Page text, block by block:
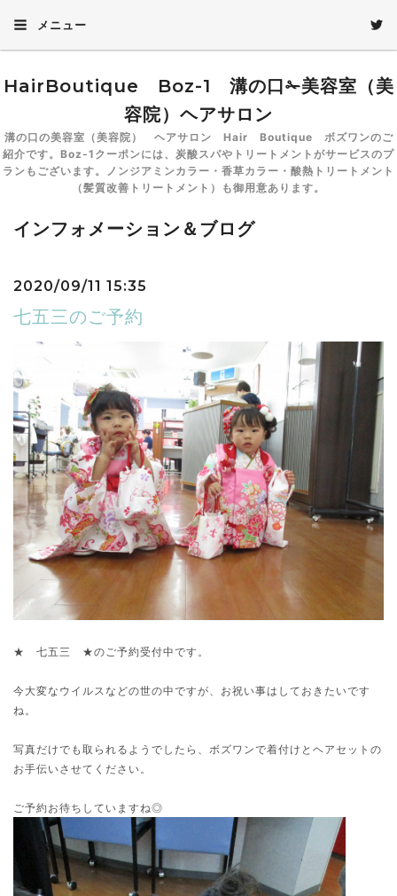
メニュー
HairBoutique Boz-1 溝の口✁美容室（美
容院）ヘアサロン
溝の口の美容室（美容院） ヘアサロン Hair Boutique ボズワンのご
紹介です。Boz-1クーポンには、炭酸スパやトリートメントがサービスのプ
ランもございます。ノンジアミンカラー・香草カラー・酸熱トリートメント
（髪質改善トリートメント）も御用意あります。
インフォメーション＆ブログ
2020/09/11 15:35
七五三のご予約
★ 七五三 ★のご予約受付中です。
今大変なウイルスなどの世の中ですが、お祝い事はしておきたいです
ね。
写真だけでも取られるようでしたら、ボズワンで着付けとヘアセットの
お手伝いさせてください。
ご予約お待ちしていますね◎